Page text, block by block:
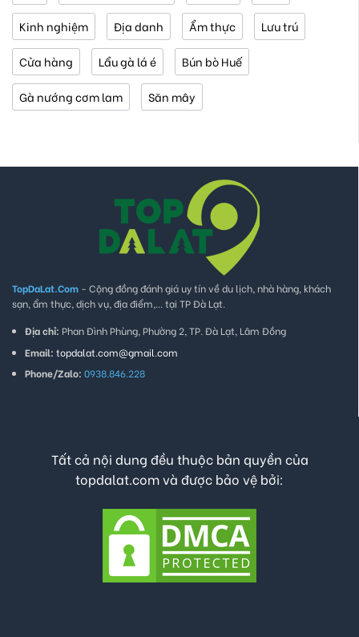
Kinh nghiệm Địa danh Ẩm thực Lưu trú
Cửa hàng Lẩu gà lá é Bún bò Huế
Gà nướng cơm lam Săn mây
TopDaLat.Com - Cộng đồng đánh giá uy tín về du lịch, nhà hàng, khách
sạn, ẩm thực, dịch vụ, địa điểm,... tại TP Đà Lạt.
Địa chỉ: Phan Đình Phùng, Phường 2, TP. Đà Lạt, Lâm Đồng
Email: topdalat.com@gmail.com
Phone/Zalo: 0938.846.228
Tất cả nội dung đều thuộc bản quyền của
topdalat.com và được bảo vệ bởi: